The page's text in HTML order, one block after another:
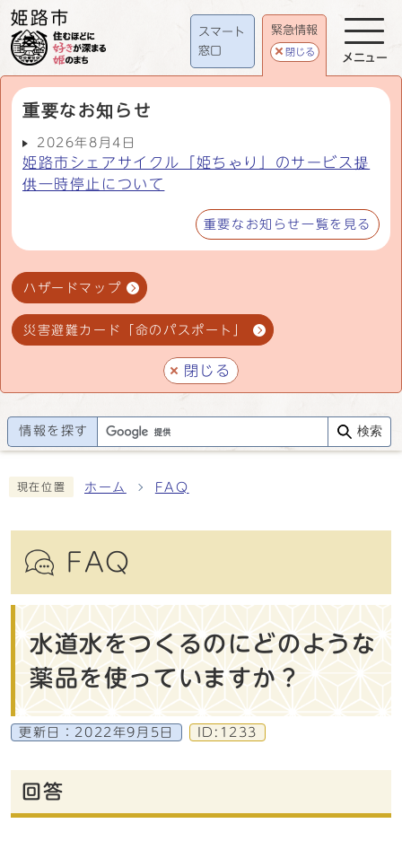
スマート
窓口
緊急情報
閉じる
重要なお知らせ
2026年8月4日
姫路市シェアサイクル「姫ちゃり」のサービス提
供一時停止について
重要なお知らせ一覧を見る
ハザードマップ
災害避難カード「命のパスポート」
閉じる
メニュー
情報を探す 検索
現在位置 ホーム FAQ
FAQ
水道水をつくるのにどのような
薬品を使っていますか？
更新日： 2022年9月5日 ID:1233
回答